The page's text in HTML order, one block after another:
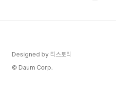
Designed by 티스토리
© Daum Corp.